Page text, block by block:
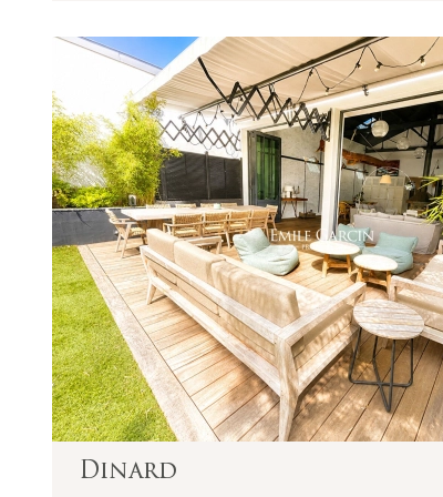
Dinard
Réglementation :
Loi n° 70-9 du 2 janvier 1970 – Décret
SARL EMILE GARCIN PROVENCE,
235 délivrée par la C.C.I. du Pays
Adhérent au Syndicat National des
Garantie financière auprès de Q.B.E
Honoraires de négociation : 6 % TTC
charge de l'acquéreur (sauf
Le médiateur compétent en cas de
direct au formulaire de réclamation
Saint-Tropez - Grimaud - Sainte-